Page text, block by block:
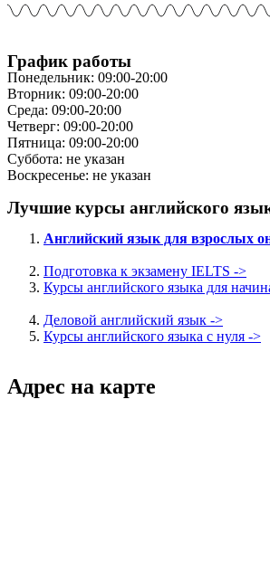
График работы
Понедельник: 09:00-20:00
Вторник: 09:00-20:00
Среда: 09:00-20:00
Четверг: 09:00-20:00
Пятница: 09:00-20:00
Суббота: не указан
Воскресенье: не указан
Лучшие курсы английского
Английский язык для взрослых
Подготовка к экзамену IELTS ->
Курсы английского языка для
Деловой английский язык ->
Курсы английского языка с нуля ->
Адрес на карте